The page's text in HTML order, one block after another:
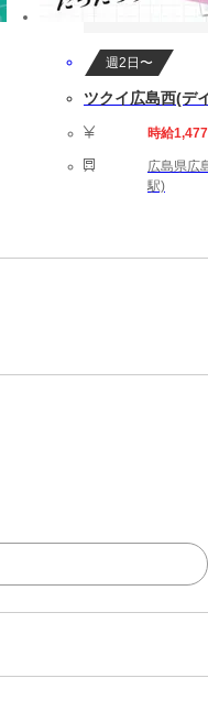
週2日〜
ツクイ広島西(デ
時給
広島県広
駅)